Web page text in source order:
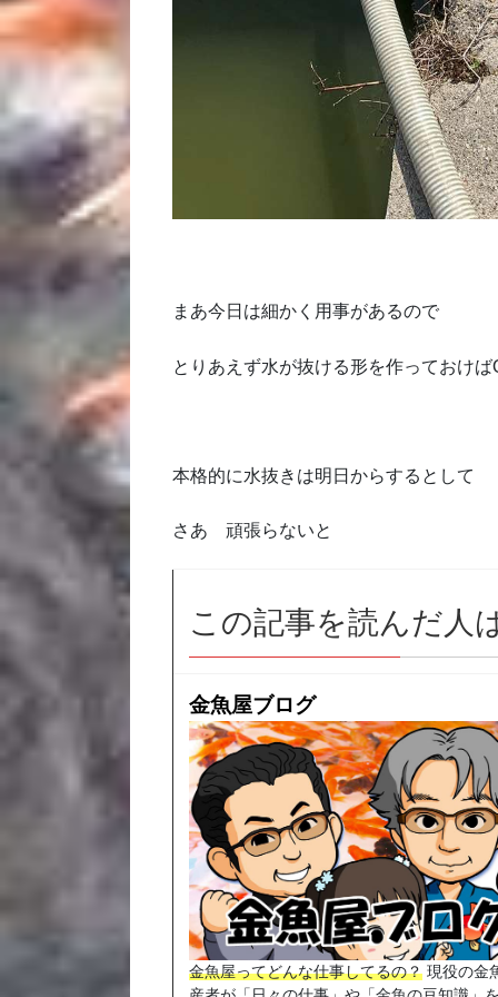
まあ今日は細かく用事があるので
とりあえず水が抜ける形を作っておけば
本格的に水抜きは明日からするとして
さあ 頑張らないと
この記事を読んだ人
金魚屋ブログ
金魚屋ってどんな仕事してるの？ 現役の金